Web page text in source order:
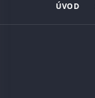
ÚVOD